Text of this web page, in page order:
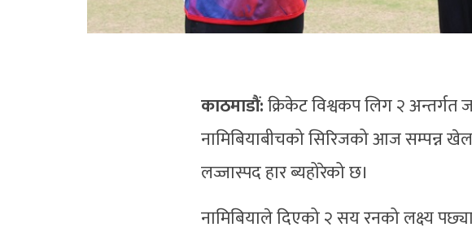
काठमाडौं:क्रिकेट विश्वकप लिग २ अन्तर्गत
नामिबियाबीचको सिरिजको आज सम्पन्न
लज्जास्पद हार ब्यहोरेको छ।
नामिबियाले दिएको २ सय रनको लक्ष्य